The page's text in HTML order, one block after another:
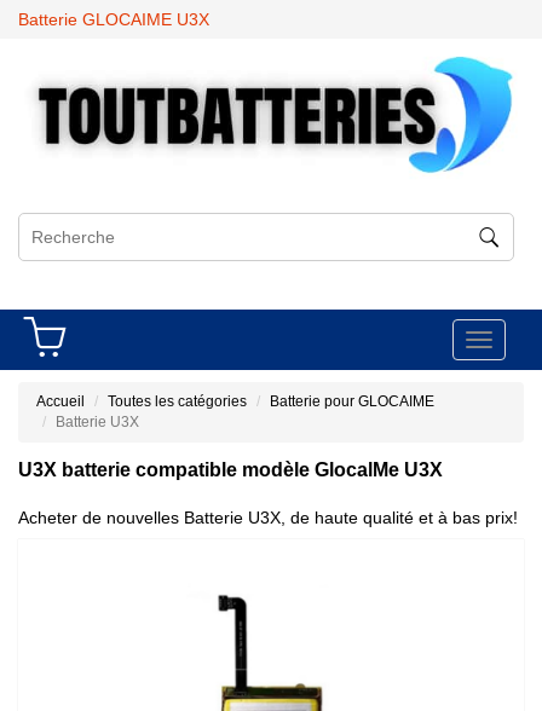
Batterie GLOCAIME U3X
Toggle
Accueil Toutes les catégories
Batterie pour GLOCAIME
Batterie U3X
U3X batterie compatible modèle GlocalMe U3X
Acheter de nouvelles Batterie U3X, de haute qualité et à bas prix!